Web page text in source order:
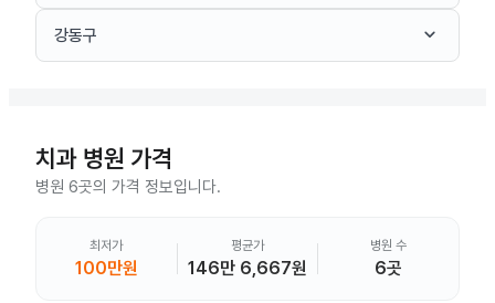
강동구 keyboard_arrow_down
치과 병원 가격
병원 6곳의 가격 정보입니다.
최저가
100만원
평균가
146만 6,667원
병원 수
6곳